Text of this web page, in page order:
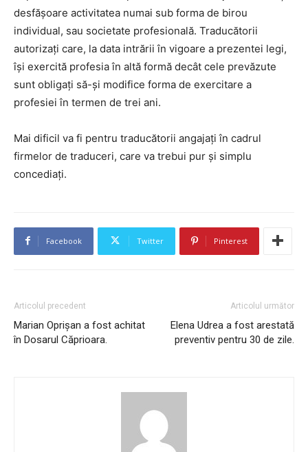
desfășoare activitatea numai sub forma de birou
individual, sau societate profesională. Traducătorii
autorizaţi care, la data intrării în vigoare a prezentei legi,
îşi exercită profesia în altă formă decât cele prevăzute
sunt obligați să-și modifice forma de exercitare a
profesiei în termen de trei ani.
Mai dificil va fi pentru traducătorii angajați în cadrul
firmelor de traduceri, care va trebui pur şi simplu
concediaţi.
Facebook Twitter Pinterest
Articolul precedent
Marian Oprişan a fost achitat
în Dosarul Căprioara.
Articolul următor
Elena Udrea a fost arestată
preventiv pentru 30 de zile.